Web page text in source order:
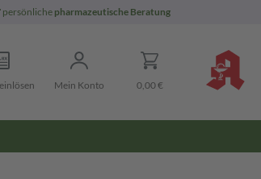
persönliche pharmazeutische Beratung
Mein Konto 0,00 €